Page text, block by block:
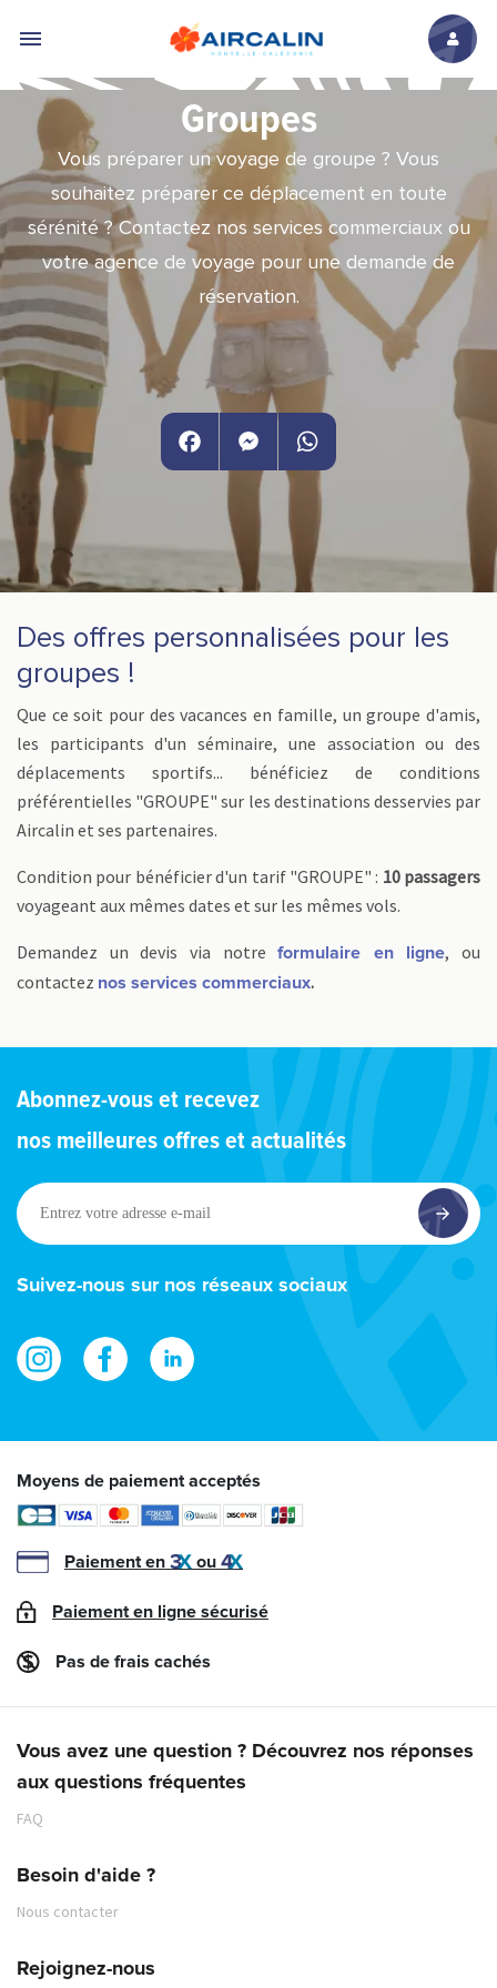
Aller au contenu principal
Groupes
Vous préparer un voyage de groupe ? Vous
souhaitez préparer ce déplacement en toute
sérénité ? Contactez nos services commerciaux ou
votre agence de voyage pour une demande de
réservation.
WhatsApp
Des offres personnalisées pour les
groupes !
Que ce soit pour des vacances en famille, un groupe d'amis,
les participants d'un séminaire, une association ou des
déplacements sportifs... bénéficiez de conditions
préférentielles "GROUPE" sur les destinations desservies par
Aircalin et ses partenaires.
Condition pour bénéficier d'un tarif "GROUPE" : 10 passagers
voyageant aux mêmes dates et sur les mêmes vols.
Demandez un devis via notreformulaire en ligne, ou
contactez nos services commerciaux.
Abonnez-vous et recevez
nos meilleures offres et actualités
Entrez
votre
adresse
e-
Suivez-nous sur nos réseaux sociaux
Moyens de paiement acceptés
Paiement en ou
Paiement en ligne sécurisé
Pas de frais cachés
Vous avez une question ? Découvrez nos réponses
aux questions fréquentes
FAQ
Besoin d'aide ?
Nous contacter
Rejoignez-nous